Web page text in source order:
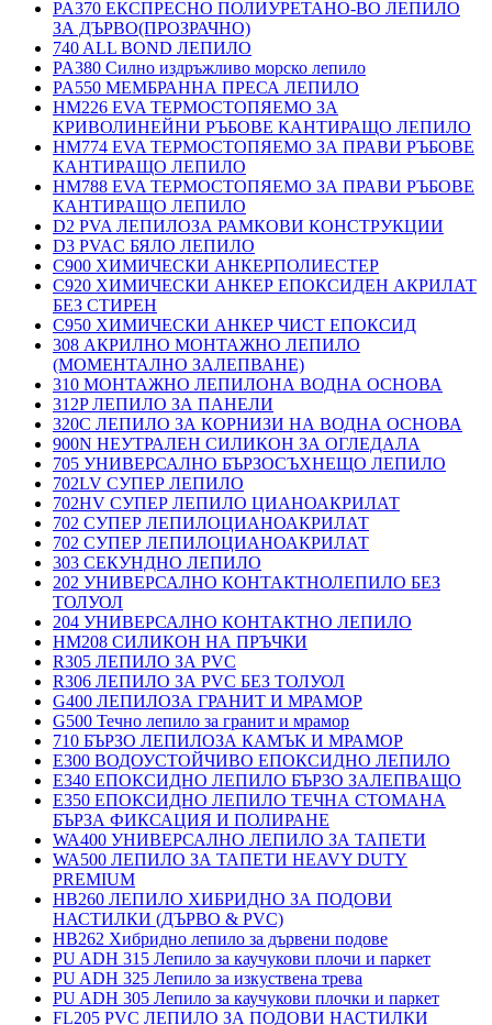
PA370 ЕКСПРЕСНО ПОЛИУРЕТАНО-ВО ЛЕПИЛО
ЗА ДЪРВО(ПРОЗРАЧНО)
740 ALL BOND ЛЕПИЛО
PA380 Силно издръжливо морско лепило
PA550 МЕМБРАННА ПРЕСА ЛЕПИЛО
HM226 EVA ТЕРМОСТОПЯЕМО ЗА
КРИВОЛИНЕЙНИ РЪБОВЕ КАНТИРАЩО ЛЕПИЛО
HM774 EVA ТЕРМОСТОПЯЕМО ЗА ПРАВИ РЪБОВЕ
КАНТИРАЩО ЛЕПИЛО
HM788 EVA ТЕРМОСТОПЯЕМО ЗА ПРАВИ РЪБОВЕ
КАНТИРАЩО ЛЕПИЛО
D2 PVA ЛЕПИЛОЗА РАМКОВИ КОНСТРУКЦИИ
D3 PVAC БЯЛО ЛЕПИЛО
C900 ХИМИЧЕСКИ АНКЕРПОЛИЕСТЕP
C920 ХИМИЧЕСКИ АНКЕР ЕПОКСИДЕН АКРИЛАТ
БЕЗ СТИРЕН
C950 ХИМИЧЕСКИ АНКЕР ЧИСТ ЕПОКСИД
308 АКРИЛНО МОНТАЖНО ЛЕПИЛО
(МОМЕНТАЛНО ЗАЛЕПВАНЕ)
310 МОНТАЖНО ЛЕПИЛОНА ВОДНА ОСНОВА
312P ЛЕПИЛО ЗА ПАНЕЛИ
320C ЛЕПИЛО ЗА КОРНИЗИ НА ВОДНА ОСНОВА
900N НЕУТРАЛЕН СИЛИКОН ЗА ОГЛЕДАЛА
705 УНИВЕРСАЛНО БЪРЗОСЪХНЕЩО ЛЕПИЛО
702LV СУПЕР ЛЕПИЛО
702HV СУПЕР ЛЕПИЛО ЦИАНОАКРИЛАТ
702 СУПЕР ЛЕПИЛОЦИАНОАКРИЛАТ
702 СУПЕР ЛЕПИЛОЦИАНОАКРИЛАТ
303 СЕКУНДНО ЛЕПИЛО
202 УНИВЕРСАЛНО КОНТАКТНОЛЕПИЛО БЕЗ
ТОЛУОЛ
204 УНИВЕРСАЛНО КОНТАКТНО ЛЕПИЛО
HM208 СИЛИКОН НА ПРЪЧКИ
R305 ЛЕПИЛО ЗА PVC
R306 ЛЕПИЛО ЗА PVC БЕЗ ТОЛУОЛ
G400 ЛЕПИЛОЗА ГРАНИТ И МРАМОP
G500 Течно лепило за гранит и мрамор
710 БЪРЗО ЛЕПИЛОЗА КАМЪК И МРАМОP
E300 ВОДОУСТОЙЧИВО ЕПОКСИДНО ЛЕПИЛО
E340 ЕПОКСИДНО ЛЕПИЛО БЪРЗО ЗАЛЕПВАЩО
E350 ЕПОКСИДНО ЛЕПИЛО ТЕЧНА СТОМАНА
БЪРЗА ФИКСАЦИЯ И ПОЛИРАНЕ
WA400 УНИВЕРСАЛНО ЛЕПИЛО ЗА ТАПЕТИ
WA500 ЛЕПИЛО ЗА ТАПЕТИ HEAVY DUTY
PREMIUM
HB260 ЛЕПИЛО ХИБРИДНО ЗА ПОДОВИ
НАСТИЛКИ (ДЪРВО & PVC)
HB262 Хибридно лепило за дървени подове
PU ADH 315 Лепило за каучукови плочи и паркет
PU ADH 325 Лепило за изкуствена трева
PU ADH 305 Лепило за каучукови плочки и паркет
FL205 PVC ЛЕПИЛО ЗА ПОДОВИ НАСТИЛКИ